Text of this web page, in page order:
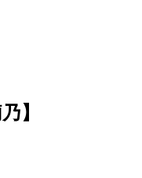
】